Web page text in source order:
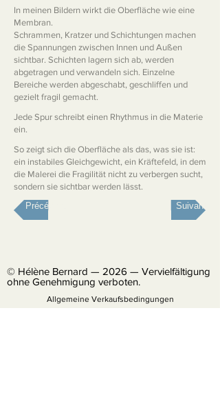
In meinen Bildern wirkt die Oberfläche wie eine
Membran.
Schrammen, Kratzer und Schichtungen machen
die Spannungen zwischen Innen und Außen
sichtbar. Schichten lagern sich ab, werden
abgetragen und verwandeln sich. Einzelne
Bereiche werden abgeschabt, geschliffen und
gezielt fragil gemacht.
Jede Spur schreibt einen Rhythmus in die Materie
ein.
So zeigt sich die Oberfläche als das, was sie ist:
ein instabiles Gleichgewicht, ein Kräftefeld, in dem
die Malerei die Fragilität nicht zu verbergen sucht,
sondern sie sichtbar werden lässt.
Précédent
Suivant
© Hélène Bernard — 2026 — Vervielfältigung
ohne Genehmigung verboten.
Allgemeine Verkaufsbedingungen